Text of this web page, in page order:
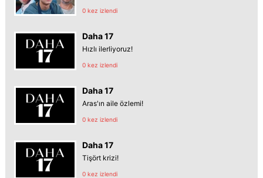
0 kez izlendi
Daha 17
Hızlı ilerliyoruz!
0 kez izlendi
Daha 17
Aras'ın aile özlemi!
0 kez izlendi
Daha 17
Tişört krizi!
0 kez izlendi